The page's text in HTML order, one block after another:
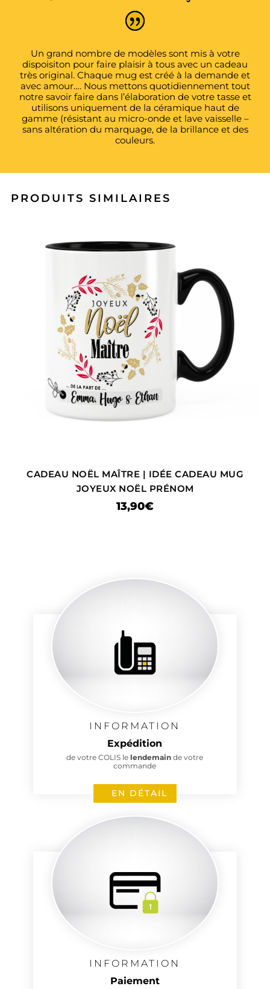
Un grand nombre de modèles sont mis à votre
dispoisiton pour faire plaisir à tous avec un cadeau
très original. Chaque mug est créé à la demande et
avec amour…. Nous mettons quotidiennement tout
notre savoir faire dans l’élaboration de votre tasse et
utilisons uniquement de la céramique haut de
gamme (résistant au micro-onde et lave vaisselle –
sans altération du marquage, de la brillance et des
couleurs.
PRODUITS SIMILAIRES
CADEAU NOËL MAÎTRE | IDÉE CADEAU MUG
JOYEUX NOËL PRÉNOM
13,90€
INFORMATION
Expédition
de votre COLIS lelendemainde votre
commande
EN DÉTAIL
INFORMATION
Paiement